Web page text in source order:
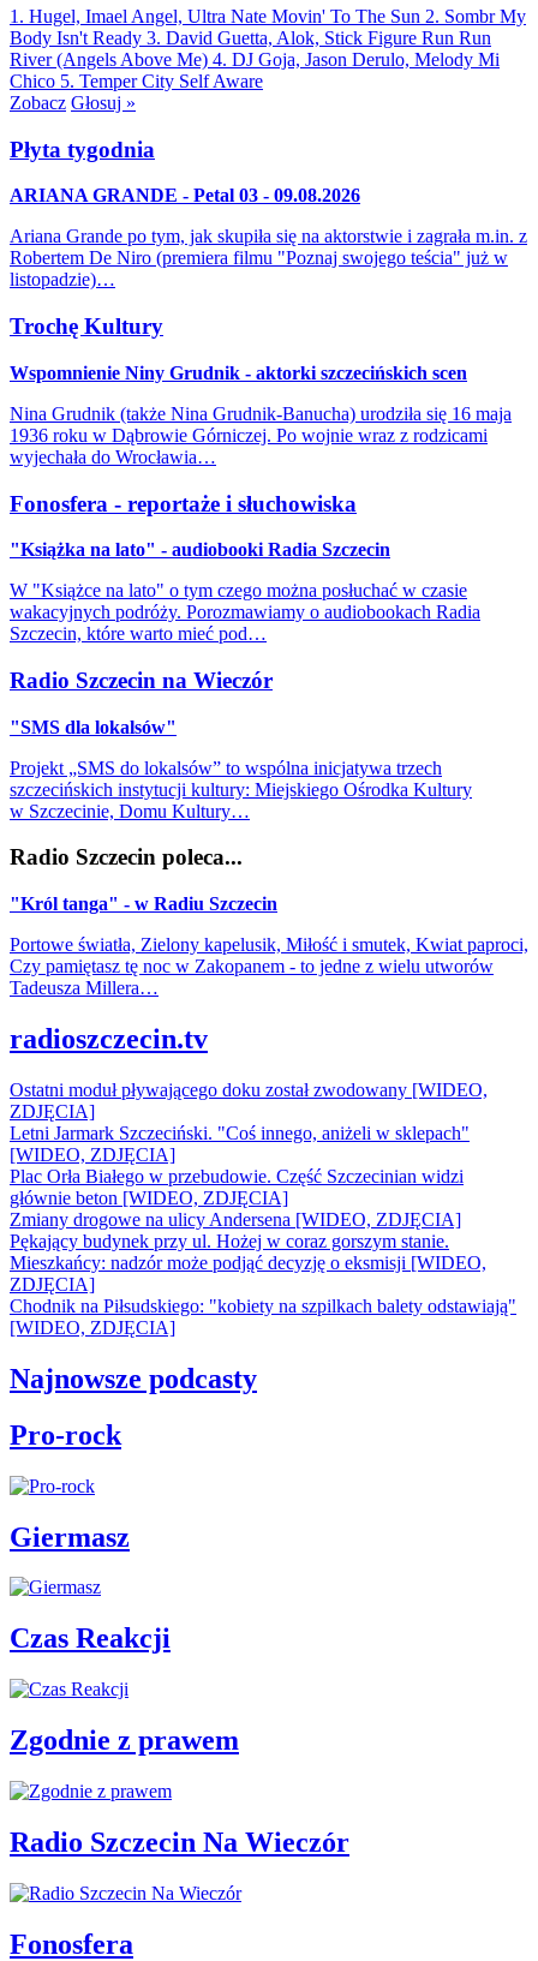
1. Hugel, Imael Angel, Ultra Nate Movin' To The Sun 2. Sombr My
Body Isn't Ready 3. David Guetta, Alok, Stick Figure Run Run
River (Angels Above Me) 4. DJ Goja, Jason Derulo, Melody Mi
Chico 5. Temper City Self Aware
Zobacz Głosuj »
Płyta tygodnia
ARIANA GRANDE - Petal 03 - 09.08.2026
Ariana Grande po tym, jak skupiła się na aktorstwie i zagrała m.in. z
Robertem De Niro (premiera filmu "Poznaj swojego teścia" już w
listopadzie)…
Trochę Kultury
Wspomnienie Niny Grudnik - aktorki szczecińskich scen
Nina Grudnik (także Nina Grudnik-Banucha) urodziła się 16 maja
1936 roku w Dąbrowie Górniczej. Po wojnie wraz z rodzicami
wyjechała do Wrocławia…
Fonosfera - reportaże i słuchowiska
"Książka na lato" - audiobooki Radia Szczecin
W "Książce na lato" o tym czego można posłuchać w czasie
wakacyjnych podróży. Porozmawiamy o audiobookach Radia
Szczecin, które warto mieć pod…
Radio Szczecin na Wieczór
"SMS dla lokalsów"
Projekt „SMS do lokalsów” to wspólna inicjatywa trzech
szczecińskich instytucji kultury: Miejskiego Ośrodka Kultury
w Szczecinie, Domu Kultury…
Radio Szczecin poleca...
"Król tanga" - w Radiu Szczecin
Portowe światła, Zielony kapelusik, Miłość i smutek, Kwiat paproci,
Czy pamiętasz tę noc w Zakopanem - to jedne z wielu utworów
Tadeusza Millera…
radioszczecin.tv
Ostatni moduł pływającego doku został zwodowany [WIDEO,
ZDJĘCIA]
Letni Jarmark Szczeciński. "Coś innego, aniżeli w sklepach"
[WIDEO, ZDJĘCIA]
Plac Orła Białego w przebudowie. Część Szczecinian widzi
głównie beton [WIDEO, ZDJĘCIA]
Zmiany drogowe na ulicy Andersena [WIDEO, ZDJĘCIA]
Pękający budynek przy ul. Hożej w coraz gorszym stanie.
Mieszkańcy: nadzór może podjąć decyzję o eksmisji [WIDEO,
ZDJĘCIA]
Chodnik na Piłsudskiego: "kobiety na szpilkach balety odstawiają"
[WIDEO, ZDJĘCIA]
Najnowsze podcasty
Pro-rock
Giermasz
Czas Reakcji
Zgodnie z prawem
Radio Szczecin Na Wieczór
Fonosfera